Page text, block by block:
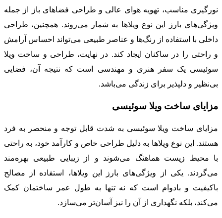
نورگیری مناسب، تهویه هوای عالی و طراحی فضاهای باز از جمله
ویژگی‌های بارز این نوع ویلاها به شمار می‌روند. همچنین، طراحی
داخلی با استفاده از رنگ‌ها و عناصر طبیعی می‌تواند احساس آرامش
و راحتی را در ساکنان ایجاد کند. در نهایت، طراحی و ساخت ویلا
سوئیسی یک سفر هنری و مهندسی است که نتیجه آن، فضایی
بی‌نظیر و دلپذیر برای زندگی می‌باشد.
مزایای ساخت ویلا سوئیسی
مزایای ساخت ویلا سوئیسی به شدت قابل توجه و منحصر به فرد
هستند. این نوع ویلاها به دلیل طراحی خاص و کارآمد خود، به راحتی
با محیط زیست هماهنگ می‌شوند و از زیبایی طبیعی بهره‌مند
می‌گردند. یکی از ویژگی‌های بارز این ویلاها، استفاده از مصالح
باکیفیت و بادوام است که نه تنها به طول عمر ساختمان کمک
می‌کند، بلکه نگهداری از آن را نیز آسان‌تر می‌سازد.